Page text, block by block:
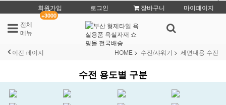
회원가입
+3000
로그인 장바구니
마이페이지
전체
메뉴
이전 페이지 HOME 수전/샤워기 세면대용 수전
수전 용도별 구분